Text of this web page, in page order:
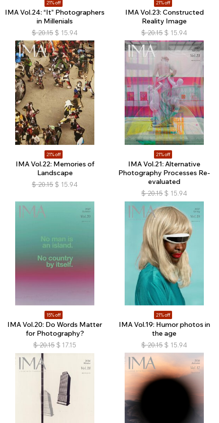
21% off
IMA Vol.24: “It” Photographers
in Millenials
$ 20.15 $ 15.94
21% off
IMA Vol.23: Constructed
Reality Image
$ 20.15 $ 15.94
21% off
IMA Vol.22: Memories of
Landscape
$ 20.15 $ 15.94
21% off
IMA Vol.21: Alternative
Photography Processes Re-
evaluated
$ 20.15 $ 15.94
15% off
IMA Vol.20: Do Words Matter
for Photography?
$ 20.15 $ 17.15
21% off
IMA Vol.19: Humor photos in
the age
$ 20.15 $ 15.94